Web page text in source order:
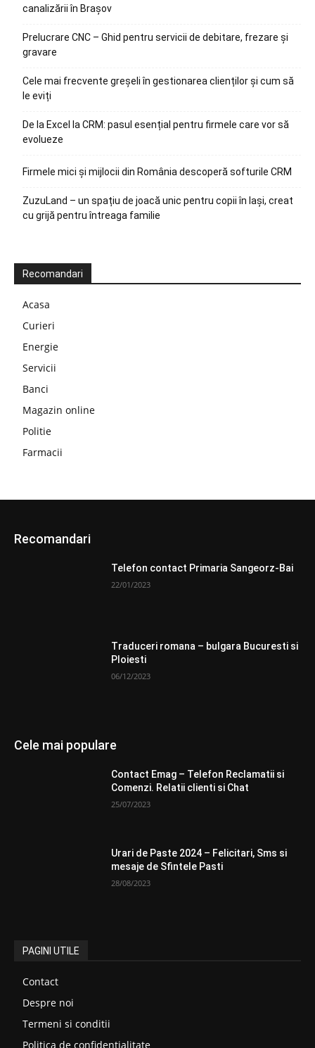
canalizării în Brașov
Prelucrare CNC – Ghid pentru servicii de debitare, frezare și
gravare
Cele mai frecvente greșeli în gestionarea clienților și cum să
le eviți
De la Excel la CRM: pasul esențial pentru firmele care vor să
evolueze
Firmele mici și mijlocii din România descoperă softurile CRM
ZuzuLand – un spațiu de joacă unic pentru copii în Iași, creat
cu grijă pentru întreaga familie
Recomandari
Acasa
Curieri
Energie
Servicii
Banci
Magazin online
Politie
Farmacii
Recomandari
Telefon contact Primaria Sangeorz-Bai
22/01/2023
Traduceri romana – bulgara Bucuresti si
Ploiesti
06/12/2023
Cele mai populare
Contact Emag – Telefon Reclamatii si
Comenzi. Relatii clienti si Chat
25/07/2023
Urari de Paste 2024 – Felicitari, Sms si
mesaje de Sfintele Pasti
28/08/2023
PAGINI UTILE
Contact
Despre noi
Termeni si conditii
Politica de confidentialitate